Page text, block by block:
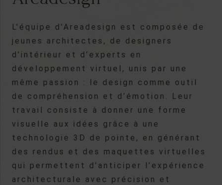
L’équipe d’Areadesign est composée de
jeunes architectes, de designers
d’intérieur et d’experts en
développement virtuel, unis par une
même passion : le design comme outil
de compréhension et d’émotion. Leur
travail consiste à donner une forme
visuelle aux idées grâce à une
technologie 3D de pointe, en générant
des rendus et des maquettes virtuelles
qui permettent d’anticiper l’expérience
architecturale avec précision et